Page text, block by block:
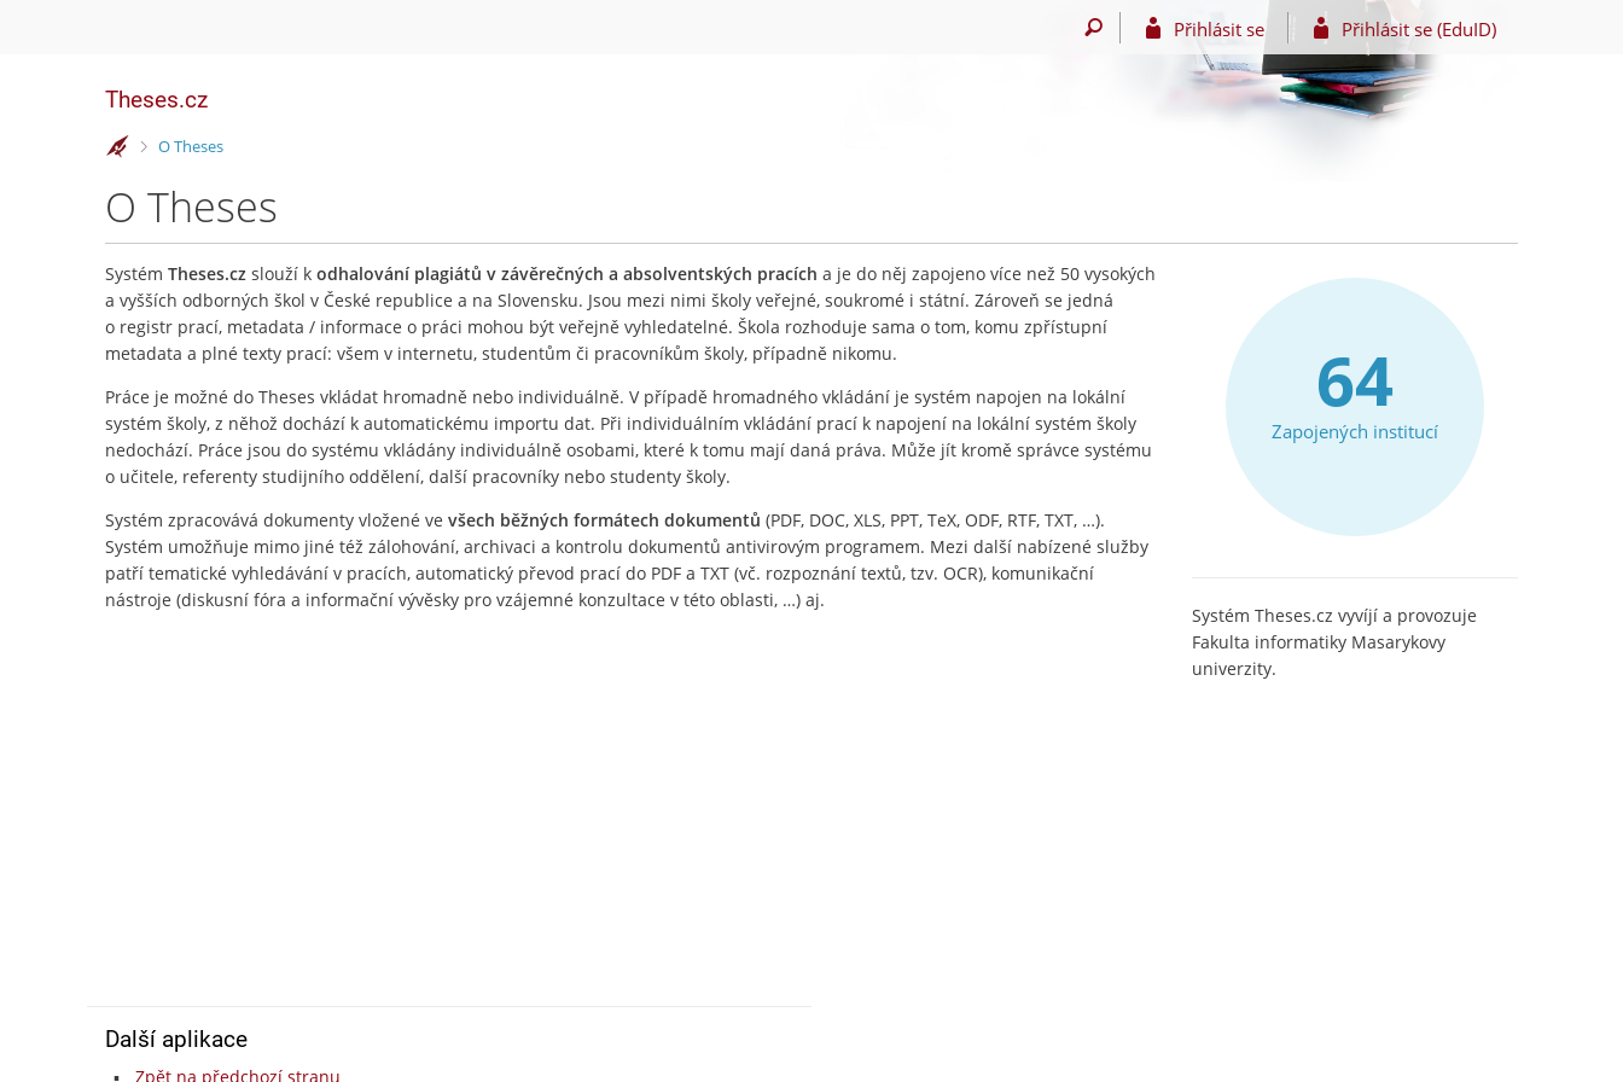
Přihlásit se Přihlásit se (EduID)
Theses.cz
>
O Theses
O Theses
Systém Theses.cz slouží k odhalování plagiátů v závěrečných a absolventských pracích a je do něj zapojeno více než 50 vysokých
a vyšších odborných škol v České republice a na Slovensku. Jsou mezi nimi školy veřejné, soukromé i státní. Zároveň se jedná
o registr prací, metadata / informace o práci mohou být veřejně vyhledatelné. Škola rozhoduje sama o tom, komu zpřístupní
metadata a plné texty prací: všem v internetu, studentům či pracovníkům školy, případně nikomu.
Práce je možné do Theses vkládat hromadně nebo individuálně. V případě hromadného vkládání je systém napojen na lokální
systém školy, z něhož dochází k automatickému importu dat. Při individuálním vkládání prací k napojení na lokální systém školy
nedochází. Práce jsou do systému vkládány individuálně osobami, které k tomu mají daná práva. Může jít kromě správce systému
o učitele, referenty studijního oddělení, další pracovníky nebo studenty školy.
Systém zpracovává dokumenty vložené ve všech běžných formátech dokumentů (PDF, DOC, XLS, PPT, TeX, ODF, RTF, TXT, …).
Systém umožňuje mimo jiné též zálohování, archivaci a kontrolu dokumentů antivirovým programem. Mezi další nabízené služby
patří tematické vyhledávání v pracích, automatický převod prací do PDF a TXT (vč. rozpoznání textů, tzv. OCR), komunikační
nástroje (diskusní fóra a informační vývěsky pro vzájemné konzultace v této oblasti, …) aj.
64
Zapojených institucí
Systém Theses.cz vyvíjí a provozuje
Fakulta informatiky Masarykovy
univerzity.
Další aplikace
Zpět na předchozí stranu